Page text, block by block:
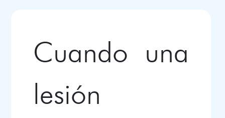
Cuando una
lesión